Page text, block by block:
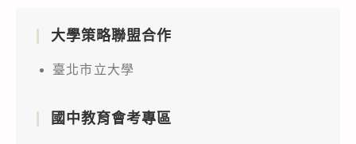
大學策略聯盟合作
臺北市立大學
國中教育會考專區